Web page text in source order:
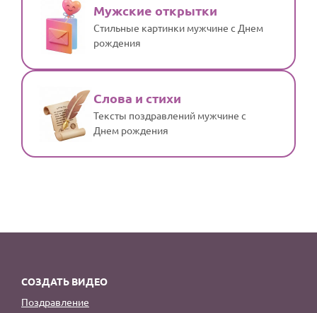
Мужские открытки
Стильные картинки мужчине с Днем
рождения
Слова и стихи
Тексты поздравлений мужчине с
Днем рождения
СОЗДАТЬ ВИДЕО
Поздравление